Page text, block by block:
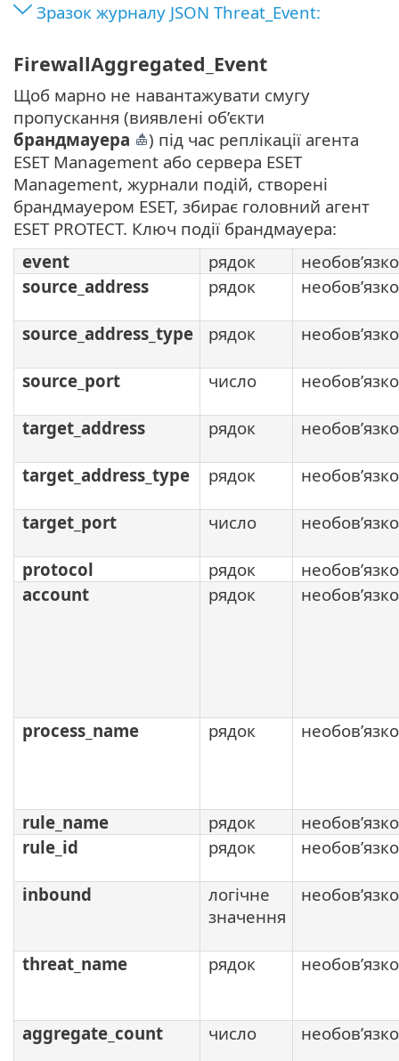
Зразок журналу JSON Threat_Event:
FirewallAggregated_Event
Щоб марно не навантажувати смугу
пропускання (виявлені об’єкти
брандмауера
) під час реплікації агента
ESET Management або сервера ESET
Management, журнали подій, створені
брандмауером ESET, збирає головний агент
ESET PROTECT. Ключ події брандмауера:
event
рядок
source_address
рядок
source_address_type рядок
source_port число
target_address рядок
target_address_type рядок
target_port число
protocol рядок
account
рядок
process_name рядок
rule_name рядок
rule_id
рядок
inbound
логічне
значення
threat_name рядок
aggregate_count число